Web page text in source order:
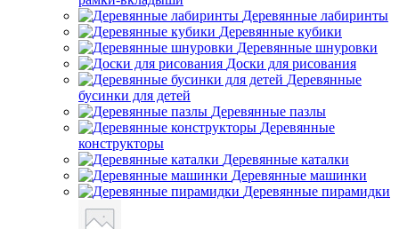
Деревянные лабиринты
Деревянные кубики
Деревянные шнуровки
Доски для рисования
Деревянные
бусинки для детей
Деревянные пазлы
Деревянные
конструкторы
Деревянные каталки
Деревянные машинки
Деревянные пирамидки